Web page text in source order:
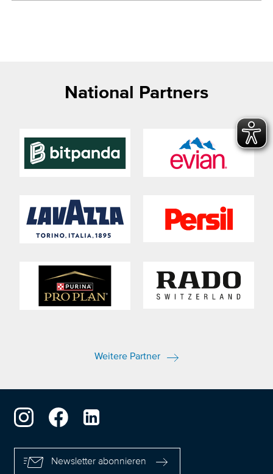
National Partners
Weitere Partner
Newsletter abonnieren